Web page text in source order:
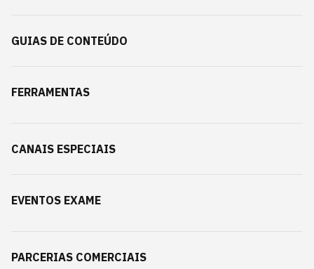
GUIAS DE CONTEÚDO
FERRAMENTAS
CANAIS ESPECIAIS
EVENTOS EXAME
PARCERIAS COMERCIAIS